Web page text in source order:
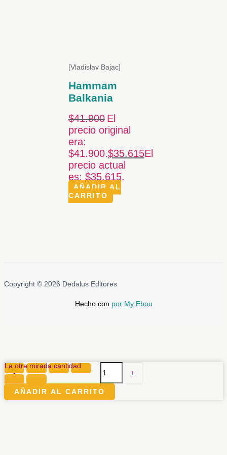
[Vladislav Bajac]
Hammam
Balkania
$41.900 El
precio original
era:
$41.900.$35.615El
precio actual
es: $35.615.
AÑADIR AL
CARRITO
Copyright © 2026 Dedalus Editores
Hecho con por My Ebou
-
La otra mirada cantidad
+
AÑADIR AL CARRITO